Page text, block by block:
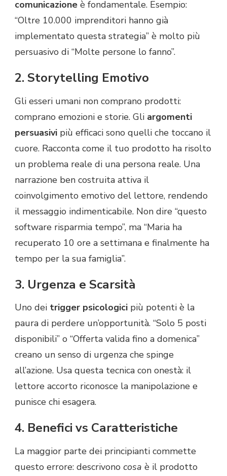
comunicazione è fondamentale. Esempio:
“Oltre 10.000 imprenditori hanno già
implementato questa strategia” è molto più
persuasivo di “Molte persone lo fanno”.
2. Storytelling Emotivo
Gli esseri umani non comprano prodotti:
comprano emozioni e storie. Gli argomenti
persuasivi più efficaci sono quelli che toccano il
cuore. Racconta come il tuo prodotto ha risolto
un problema reale di una persona reale. Una
narrazione ben costruita attiva il
coinvolgimento emotivo del lettore, rendendo
il messaggio indimenticabile. Non dire “questo
software risparmia tempo”, ma “Maria ha
recuperato 10 ore a settimana e finalmente ha
tempo per la sua famiglia”.
3. Urgenza e Scarsità
Uno dei trigger psicologici più potenti è la
paura di perdere un’opportunità. “Solo 5 posti
disponibili” o “Offerta valida fino a domenica”
creano un senso di urgenza che spinge
all’azione. Usa questa tecnica con onestà: il
lettore accorto riconosce la manipolazione e
punisce chi esagera.
4. Benefici vs Caratteristiche
La maggior parte dei principianti commette
questo errore: descrivono cosa è il prodotto